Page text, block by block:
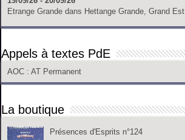
Etrange Grande dans Hettange Grande, Grand Est
Appels à textes PdE
AOC : AT Permanent
La boutique
Présences d'Esprits n°124